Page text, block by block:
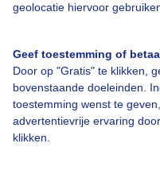
geolocatie hiervoor
Geef toestemming of
Door op "Gratis" te klikken,
bovenstaande doeleinden.
toestemming wenst te
advertentievrije ervaring
klikken.
Over Buienradar
Bedrijfsgegevens
Veelgestelde vragen
Contact
Toegankelijkheid